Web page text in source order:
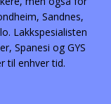
Sandnes,
Lakkspesialisten
Spanesi og GYS
til enhver tid.